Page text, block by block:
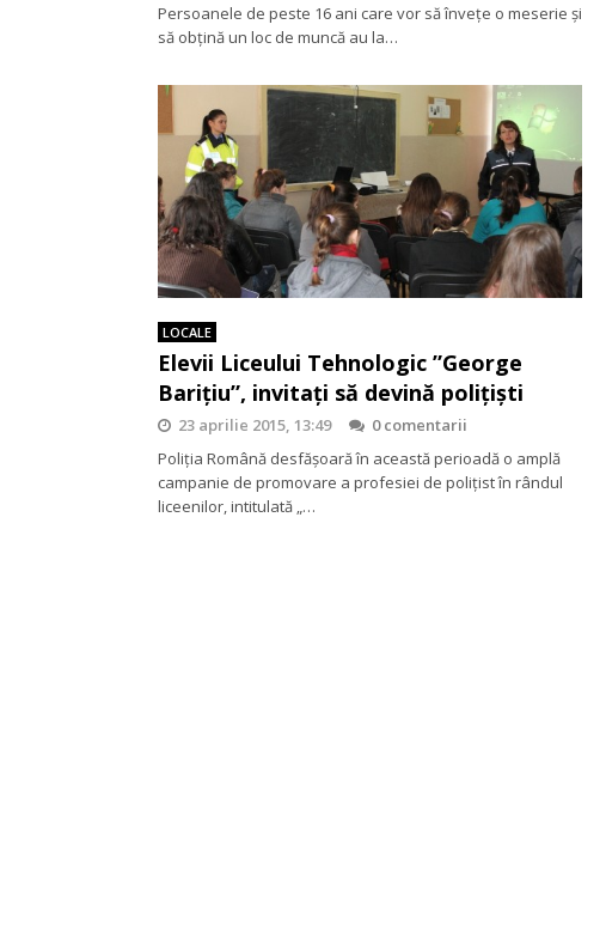
Persoanele de peste 16 ani care vor să învețe o meserie și
să obțină un loc de muncă au la…
LOCALE
Elevii Liceului Tehnologic ”George
Bariţiu”, invitaţi să devină poliţişti
23 aprilie 2015, 13:49
0 comentarii
Poliţia Română desfăşoară în această perioadă o amplă
campanie de promovare a profesiei de poliţist în rândul
liceenilor, intitulată „…